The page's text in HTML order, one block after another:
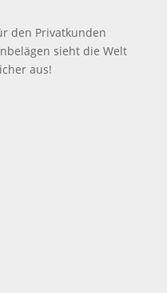
den Privatkunden
sieht die Welt
aus!